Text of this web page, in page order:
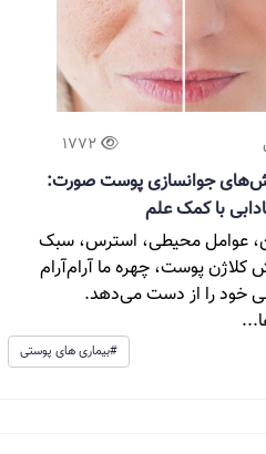
1772
جوانسازی پوست صورت:
با کمک علم
عوامل محیطی، استرس، سبک
کلاژن پوست، چهره ما آرام‌آرام
خود را از دست می‌دهد.
#بیماری های پوستی